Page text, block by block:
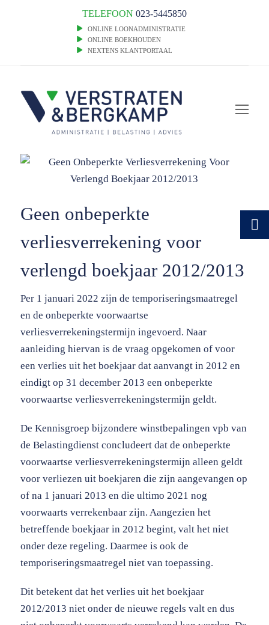
TELEFOON 023-5445850
ONLINE LOONADMINISTRATIE
ONLINE BOEKHOUDEN
NEXTENS KLANTPORTAAL
Geen onbeperkte
verliesverrekening voor
verlengd boekjaar 2012/2013
Per 1 januari 2022 zijn de temporiseringsmaatregel
en de onbeperkte voorwaartse
verliesverrekeningstermijn ingevoerd. Naar
aanleiding hiervan is de vraag opgekomen of voor
een verlies uit het boekjaar dat aanvangt in 2012 en
eindigt op 31 december 2013 een onbeperkte
voorwaartse verliesverrekeningstermijn geldt.
De Kennisgroep bijzondere winstbepalingen vpb van
de Belastingdienst concludeert dat de onbeperkte
voorwaartse verliesverrekeningstermijn alleen geldt
voor verliezen uit boekjaren die zijn aangevangen op
of na 1 januari 2013 en die ultimo 2021 nog
voorwaarts verrekenbaar zijn. Aangezien het
betreffende boekjaar in 2012 begint, valt het niet
onder deze regeling. Daarmee is ook de
temporiseringsmaatregel niet van toepassing.
Dit betekent dat het verlies uit het boekjaar
2012/2013 niet onder de nieuwe regels valt en dus